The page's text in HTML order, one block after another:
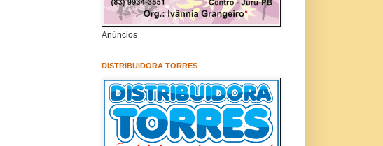
Anúncios
DISTRIBUIDORA TORRES